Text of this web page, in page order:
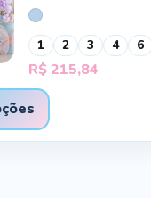
1 2 3 4 6
R$ 215,84